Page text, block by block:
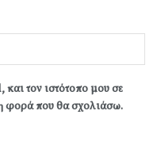
τον ιστότοπο μου σε
φορά που θα σχολιάσω.